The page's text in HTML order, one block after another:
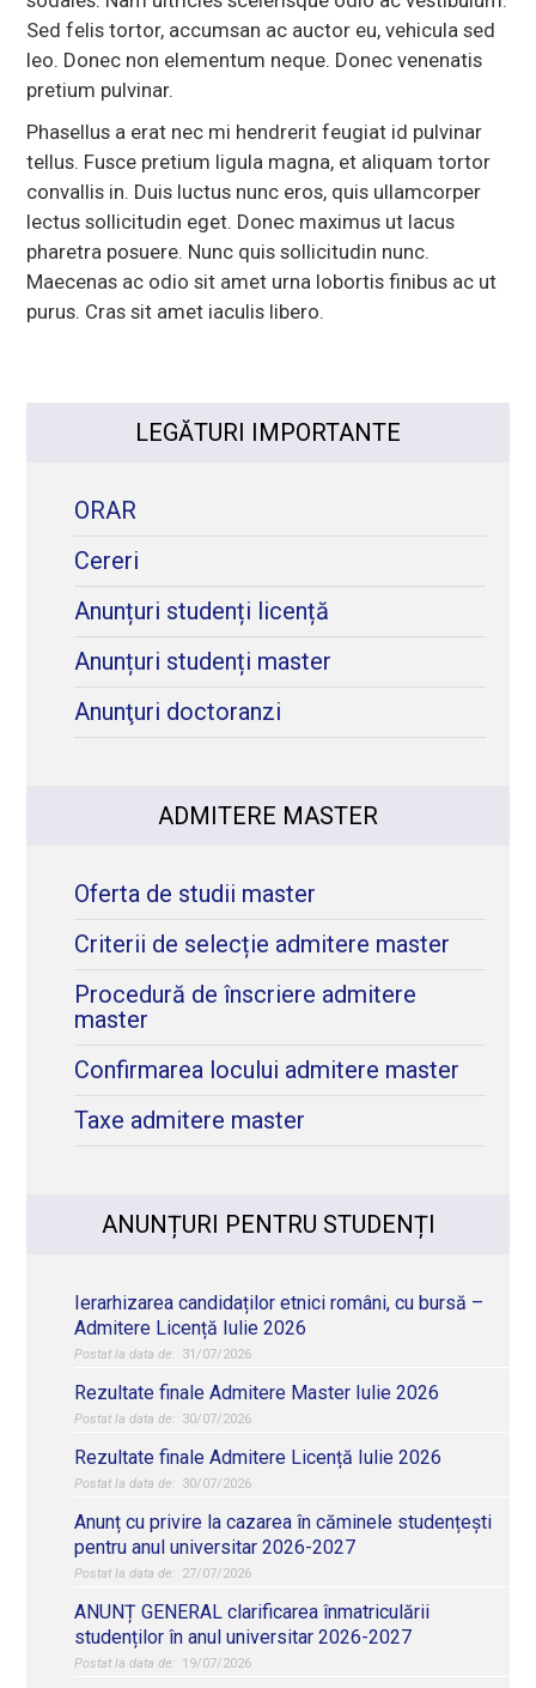
Sed felis tortor, accumsan ac auctor eu, vehicula sed
leo. Donec non elementum neque. Donec venenatis
pretium pulvinar.
Phasellus a erat nec mi hendrerit feugiat id pulvinar
tellus. Fusce pretium ligula magna, et aliquam tortor
convallis in. Duis luctus nunc eros, quis ullamcorper
lectus sollicitudin eget. Donec maximus ut lacus
pharetra posuere. Nunc quis sollicitudin nunc.
Maecenas ac odio sit amet urna lobortis finibus ac ut
purus. Cras sit amet iaculis libero.
LEGĂTURI IMPORTANTE
ORAR
Cereri
Anunțuri studenți licență
Anunțuri studenți master
Anunţuri doctoranzi
ADMITERE MASTER
Oferta de studii master
Criterii de selecție admitere master
Procedură de înscriere admitere
master
Confirmarea locului admitere master
Taxe admitere master
ANUNȚURI PENTRU STUDENȚI
Ierarhizarea candidaților etnici români, cu bursă –
Admitere Licență Iulie 2026
31/07/2026
Rezultate finale Admitere Master Iulie 2026
30/07/2026
Rezultate finale Admitere Licență Iulie 2026
30/07/2026
Anunț cu privire la cazarea în căminele studențești
pentru anul universitar 2026-2027
27/07/2026
ANUNȚ GENERAL clarificarea înmatriculării
studenților în anul universitar 2026-2027
19/07/2026